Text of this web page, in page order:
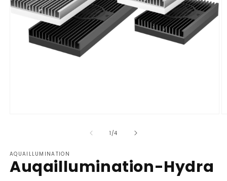
finestra
modale
1 /su
4
AQUAILLUMINATION
Auqaillumination-Hydra